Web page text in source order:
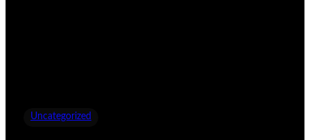
Uncategorized